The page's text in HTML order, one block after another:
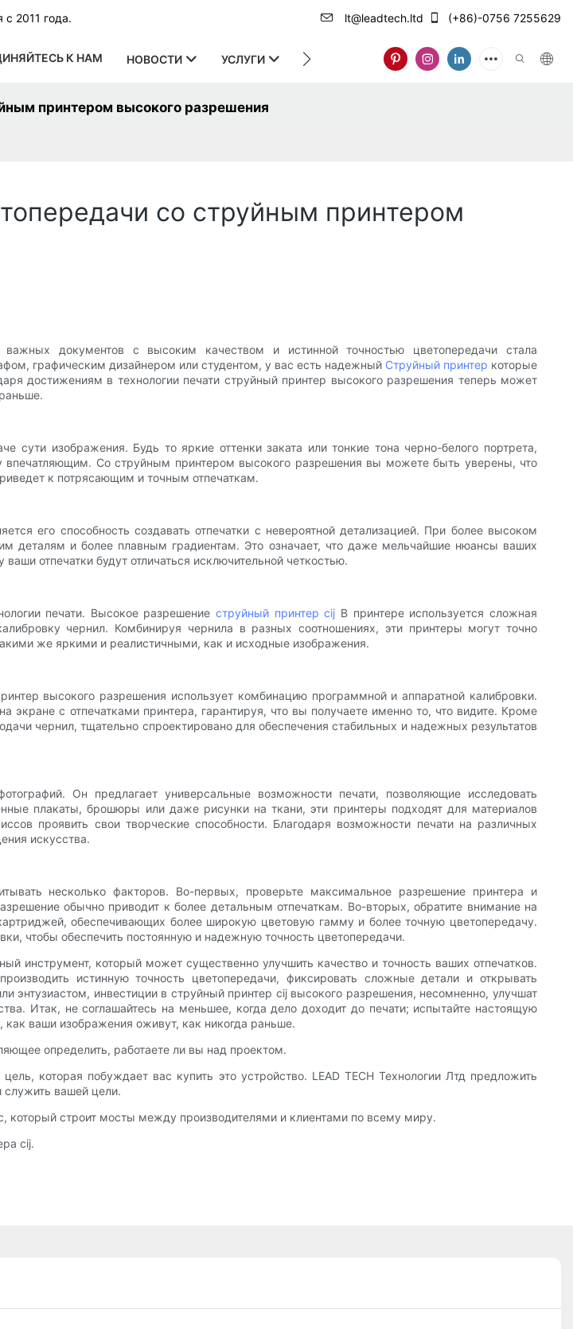
2011 года. lt@leadtech.ltd (+86)-0756 7255629
К НАМ НОВОСТИ УСЛУГИ О НАС
принтером высокого разрешения
со струйным принтером
документов с высоким качеством и истинной точностью цветопередачи стала
графическим дизайнером или студентом, у вас есть надежный Струйный принтер которые
достижениям в технологии печати струйный принтер высокого разрешения теперь может
изображения. Будь то яркие оттенки заката или тонкие тона черно-белого портрета,
впечатляющим. Со струйным принтером высокого разрешения вы можете быть уверены, что
к потрясающим и точным отпечаткам.
его способность создавать отпечатки с невероятной детализацией. При более высоком
деталям и более плавным градиентам. Это означает, что даже мельчайшие нюансы ваших
отпечатки будут отличаться исключительной четкостью.
печати. Высокое разрешениеструйный принтер cij В принтере используется сложная
чернил. Комбинируя чернила в разных соотношениях, эти принтеры могут точно
же яркими и реалистичными, как и исходные изображения.
высокого разрешения использует комбинацию программной и аппаратной калибровки.
экране с отпечатками принтера, гарантируя, что вы получаете именно то, что видите. Кроме
чернил, тщательно спроектировано для обеспечения стабильных и надежных результатов
Он предлагает универсальные возможности печати, позволяющие исследовать
плакаты, брошюры или даже рисунки на ткани, эти принтеры подходят для материалов
проявить свои творческие способности. Благодаря возможности печати на различных
искусства.
несколько факторов. Во-первых, проверьте максимальное разрешение принтера и
обычно приводит к более детальным отпечаткам. Во-вторых, обратите внимание на
обеспечивающих более широкую цветовую гамму и более точную цветопередачу.
чтобы обеспечить постоянную и надежную точность цветопередачи.
инструмент, который может существенно улучшить качество и точность ваших отпечатков.
истинную точность цветопередачи, фиксировать сложные детали и открывать
энтузиастом, инвестиции в струйный принтер cij высокого разрешения, несомненно, улучшат
Итак, не соглашайтесь на меньшее, когда дело доходит до печати; испытайте настоящую
ваши изображения оживут, как никогда раньше.
определить, работаете ли вы над проектом.
которая побуждает вас купить это устройство. LEAD TECH Технологии Лтд предложить
служить вашей цели.
который строит мосты между производителями и клиентами по всему миру.
cij.